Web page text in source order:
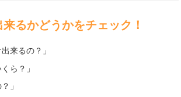
るかどうかをチェック！
来るの？」
ら？」
」